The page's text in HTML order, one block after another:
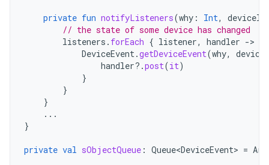
private fun notifyListeners(why : Int, deviceId
// the state of some device has changed
listeners . forEach { listener, handler -
DeviceEvent.getDeviceEvent(why,
handler?.post(it)
}
}
}
...
}
private val sObjectQueue : Queue<DeviceEvent> =